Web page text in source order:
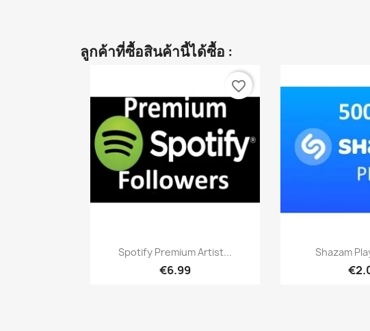
ลูกค้าที่ซื้อสินค้านี้ได้ซื้อ :
เปิดหน้าต่างย่อ
Spotify Premium Artist...
€6.99
favorite_border
เปิดห
Shazam